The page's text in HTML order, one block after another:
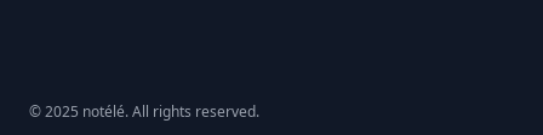
© 2025 notélé. All rights reserved.